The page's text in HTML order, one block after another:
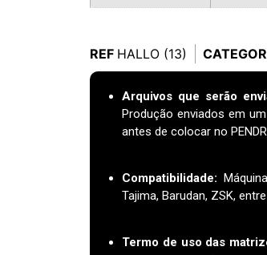
REF HALLO (13)
Arquivos que serão
Produção enviados em
antes de colocar no
Compatibilidade:
Tajima, Barudan, ZSK,
Termo de uso das